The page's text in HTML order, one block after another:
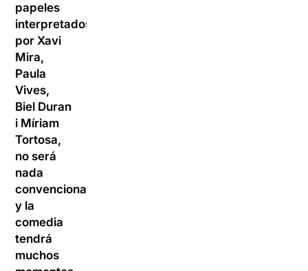
papeles
interpretados
por Xavi
Mira,
Paula
Vives,
Biel Duran
i Míriam
Tortosa,
no será
nada
convencional,
y la
comedia
tendrá
muchos